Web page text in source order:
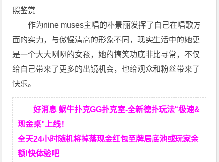
作为nine muses主唱的朴景丽发挥了自己在唱歌方
面的实力，与傲慢清高的形象不同，现实生活中的她更
是一个大大咧咧的女孩，她的搞笑功底非比寻常，不仅
给自己带来了更多的出镜机会，也给观众和粉丝带来了
快乐。
好消息 蜗牛扑克GG扑克室-全新德扑玩法“极速&
现金桌"上线！
全天24小时随机将掉落现金红包至牌局底池或玩家余
额!快体验吧